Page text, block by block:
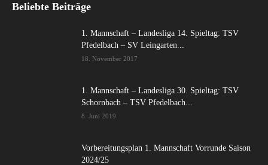
Beliebte Beiträge
1. Mannschaft – Landesliga 14. Spieltag: TSV
Pfedelbach – SV Leingarten...
18. November 2017
1. Mannschaft – Landesliga 30. Spieltag: TSV
Schornbach – TSV Pfedelbach...
8. Juni 2019
Vorbereitungsplan 1. Mannschaft Vorrunde Saison
2024/25